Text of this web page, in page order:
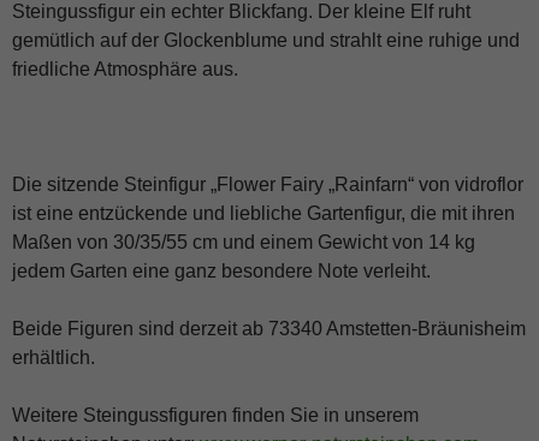
Steingussfigur ein echter Blickfang. Der kleine Elf ruht
gemütlich auf der Glockenblume und strahlt eine ruhige und
friedliche Atmosphäre aus.
Die sitzende Steinfigur „Flower Fairy „Rainfarn“ von vidroflor
ist eine entzückende und liebliche Gartenfigur, die mit ihren
Maßen von 30/35/55 cm und einem Gewicht von 14 kg
jedem Garten eine ganz besondere Note verleiht.
Beide Figuren sind derzeit ab 73340 Amstetten-Bräunisheim
erhältlich.
Weitere Steingussfiguren finden Sie in unserem
Notwendig
Seite.
Statistik
Diese
helfen der
Funktionaliät
indem sie
schauen,